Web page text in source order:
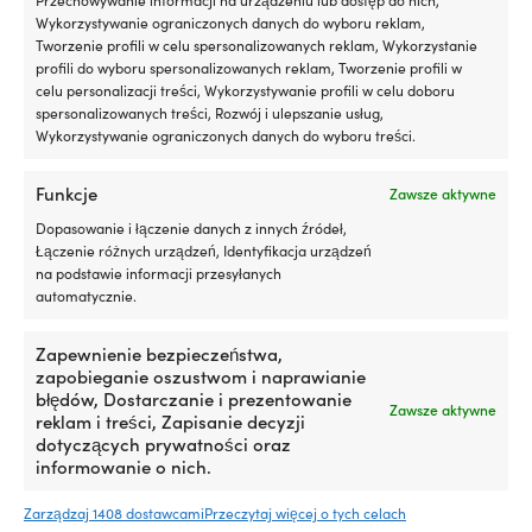
Wykorzystywanie ograniczonych danych do wyboru reklam,
Tworzenie profili w celu spersonalizowanych reklam, Wykorzystanie
profili do wyboru spersonalizowanych reklam, Tworzenie profili w
celu personalizacji treści, Wykorzystywanie profili w celu doboru
spersonalizowanych treści, Rozwój i ulepszanie usług,
Wykorzystywanie ograniczonych danych do wyboru treści.
Funkcje
Zawsze aktywne
Dopasowanie i łączenie danych z innych źródeł,
Łączenie różnych urządzeń, Identyfikacja urządzeń
na podstawie informacji przesyłanych
automatycznie.
Zapewnienie bezpieczeństwa,
zapobieganie oszustwom i naprawianie
błędów, Dostarczanie i prezentowanie
reklam i treści, Zapisanie decyzji
dotyczących prywatności oraz
informowanie o nich.
Zawsze aktywne
Zarządzaj 1408 dostawcamiPrzeczytaj więcej o tych celach
wiele
wariantów.
Opcje
można
wybrać
produktu
Lina na metry NOCK Unlimited
poliestrowy 32-splotowy,
biały/czerwony
2,11€– 5,51€Zakres
cen:
5,51 €
VAT wlicz.
Ten
wariantów.
Opcje
można
produktu
Lina na metry Regatta Ropes
oplot poliestrowy 32-splotowy,
4,41€–10,57
VAT wlicz.